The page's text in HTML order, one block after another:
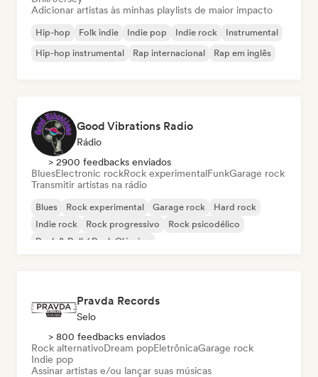
Adicionar artistas às minhas playlists de maior impacto
Hip-hop Folk indie Indie pop Indie rock
Instrumental
Hip-hop instrumental
Rap internacional Rap em inglês
Good Vibrations Radio
Rádio
> 2900 feedbacks enviados
BluesElectronic rockRock experimentalFunkGarage rock
Transmitir artistas na rádio
Blues Rock experimental Garage rock
Hard rock
Indie rock
Rock progressivo
Rock psicodélico
Rock & Roll / Rock Clássico
Pravda Records
Selo
> 800 feedbacks enviados
Rock alternativoDream popEletrônicaGarage rock
Indie pop
Assinar artistas e/ou lançar suas músicas